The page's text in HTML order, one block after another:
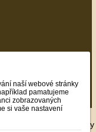
a plnící sady
naší webové stránky
pamatujeme
zobrazovaných
si vaše nastavení